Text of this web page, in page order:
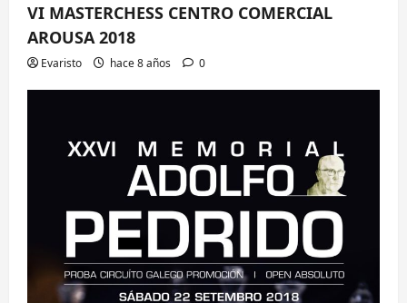
VI MASTERCHESS CENTRO COMERCIAL
AROUSA 2018
Evaristo hace 8 años 0